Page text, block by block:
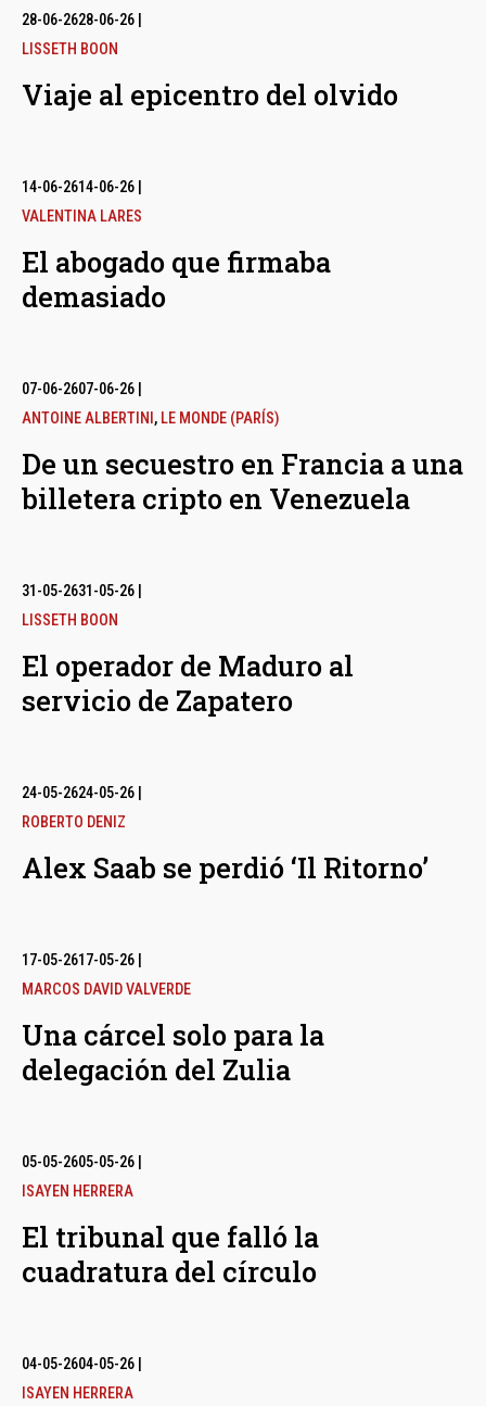
28-06-2628-06-26
LISSETH BOON
Viaje al epicentro del olvido
14-06-2614-06-26
VALENTINA LARES
El abogado que firmaba
demasiado
07-06-2607-06-26
ANTOINE ALBERTINI , LE MONDE (PARÍS)
De un secuestro en Francia a una
billetera cripto en Venezuela
31-05-2631-05-26
LISSETH BOON
El operador de Maduro al
servicio de Zapatero
24-05-2624-05-26
ROBERTO DENIZ
Alex Saab se perdió ‘Il Ritorno’
17-05-2617-05-26
MARCOS DAVID VALVERDE
Una cárcel solo para la
delegación del Zulia
05-05-2605-05-26
ISAYEN HERRERA
El tribunal que falló la
cuadratura del círculo
04-05-2604-05-26
ISAYEN HERRERA